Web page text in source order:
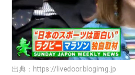
出典： https://livedoor.blogimg.jp